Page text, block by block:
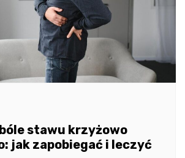
stawu krzyżowo
jak zapobiegać i leczyć